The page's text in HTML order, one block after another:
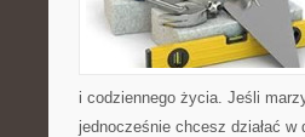
i codziennego życia. Jeśli
jednocześnie chcesz działać